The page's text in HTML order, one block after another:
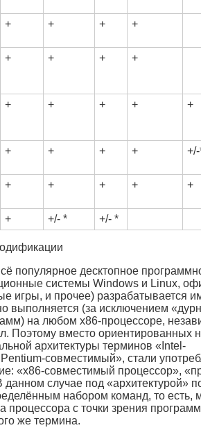
+ + + +
+ + + +
+ + + + +
+ + + +
+ + + + +
+ +/- * +/- *
популярное десктопное
системы Windows и Linux,
игры, и прочее) разрабатывается
выполняется (за исключением
на любом x86-процессоре,
Поэтому вместо ориентированных
архитектуры терминов «Intel-
совместимый», стали
«x86-совместимый процессор»,
данном случае под «архитектурой»
набором команд, то есть,
процессора с точки зрения
же термина.